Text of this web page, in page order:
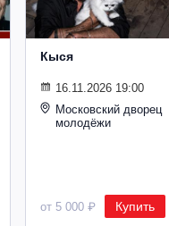
Кыся
16.11.2026 19:00
Московский дворец
молодёжи
от 5 000 ₽ Купить